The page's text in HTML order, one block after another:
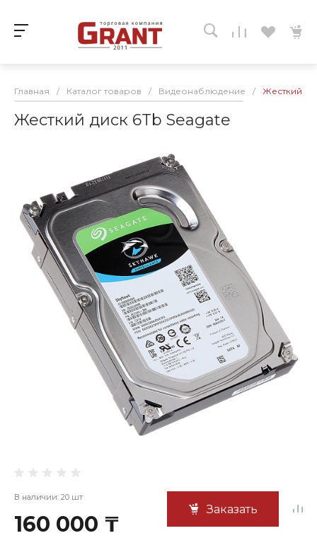
Главная / Каталог товаров / Видеонаблюдение / Жесткий
Жесткий диск 6Tb Seagate
В наличии: 20 шт
160 000 ₸
Заказать